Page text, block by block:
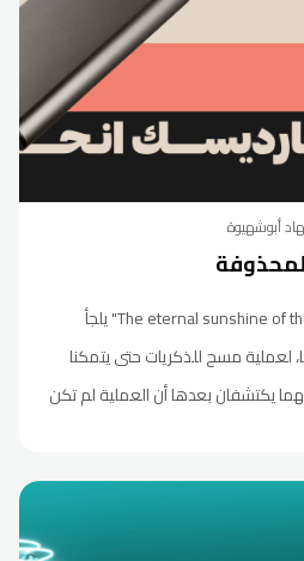
أبوشهيوة
في فيلم " The eternal sunshine of the spotless mind" يلجأ
لعملية مسح للذكريات حتى يتمكنا
يكتشفان بعدها أن العملية لم تكن